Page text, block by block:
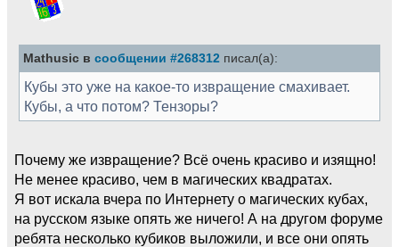
Mathusic в сообщении #268312 писал(а):
Кубы это уже на какое-то извращение смахивает.
Кубы, а что потом? Тензоры?
Почему же извращение? Всё очень красиво и изящно!
Не менее красиво, чем в магических квадратах.
Я вот искала вчера по Интернету о магических кубах,
на русском языке опять же ничего! А на другом форуме
ребята несколько кубиков выложили, и все они опять